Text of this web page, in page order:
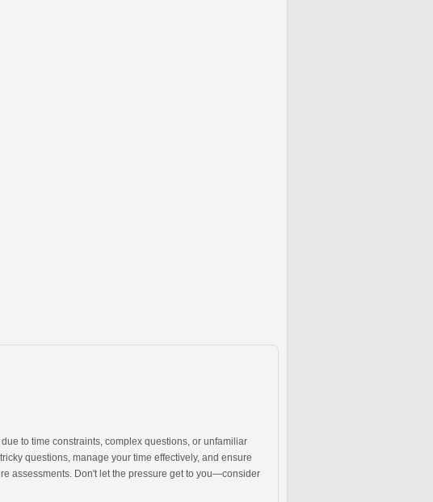
to time constraints, complex questions, or unfamiliar
questions, manage your time effectively, and ensure
assessments. Don't let the pressure get to you—consider